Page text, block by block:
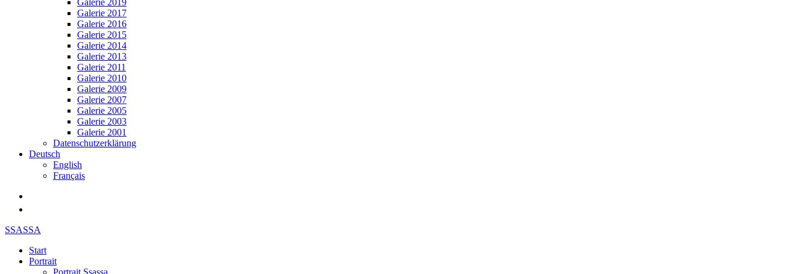
Galerie 2019
Galerie 2017
Galerie 2016
Galerie 2015
Galerie 2014
Galerie 2013
Galerie 2011
Galerie 2010
Galerie 2009
Galerie 2007
Galerie 2005
Galerie 2003
Galerie 2001
Datenschutzerklärung
Deutsch
English
Français
SSASSA
Start
Portrait